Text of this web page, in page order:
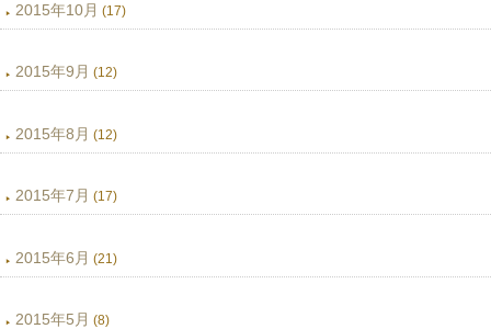
2015年10月 (17)
2015年9月 (12)
2015年8月 (12)
2015年7月 (17)
2015年6月 (21)
2015年5月 (8)